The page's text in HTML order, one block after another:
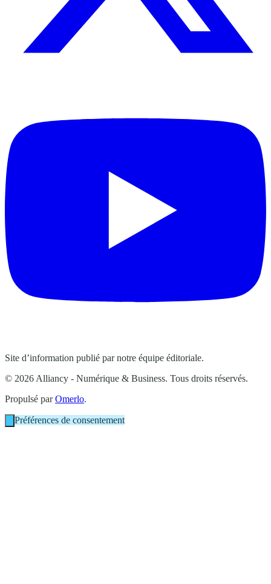
Site d’information publié par notre équipe éditoriale.
© 2026 Alliancy - Numérique & Business. Tous droits réservés.
Propulsé parOmerlo.
Préférences de consentement